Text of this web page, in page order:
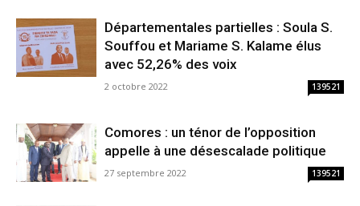
Départementales partielles : Soula S.
Souffou et Mariame S. Kalame élus
avec 52,26% des voix
2 octobre 2022 139521
Comores : un ténor de l’opposition
appelle à une désescalade politique
27 septembre 2022 139521